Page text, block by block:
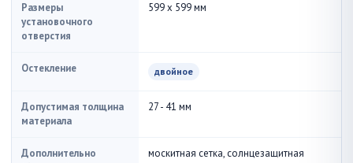
Размеры
установочного
отверстия
599 x 599 мм
Остекление двойное
Допустимая толщина
материала
27 - 41 мм
Дополнительно
москитная сетка, солнцезащитная